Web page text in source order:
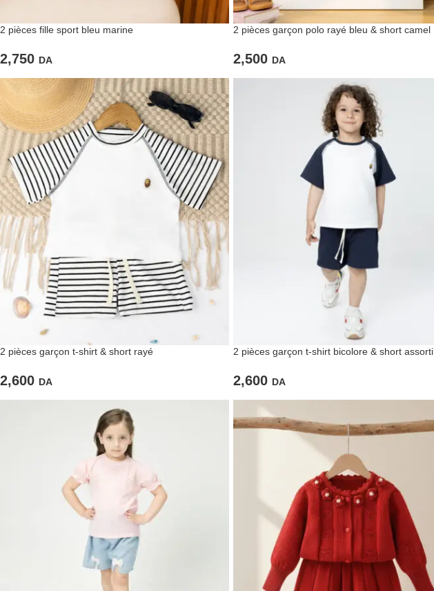
2 pièces fille sport bleu marine
2,750 DA
2 pièces garçon polo rayé bleu & short camel
2,500 DA
2 pièces garçon t-shirt & short rayé
2,600 DA
2 pièces garçon t-shirt bicolore & short assorti
2,600 DA